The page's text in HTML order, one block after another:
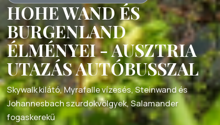
HOHE WAND ÉS
BURGENLAND
ÉLMÉNYEI - AUSZTRIA
UTAZÁS AUTÓBUSSZAL
Skywalk kilátó, Myrafalle vízesés, Steinwand és
Johannesbach szurdokvölgyek, Salamander
fogaskerekű